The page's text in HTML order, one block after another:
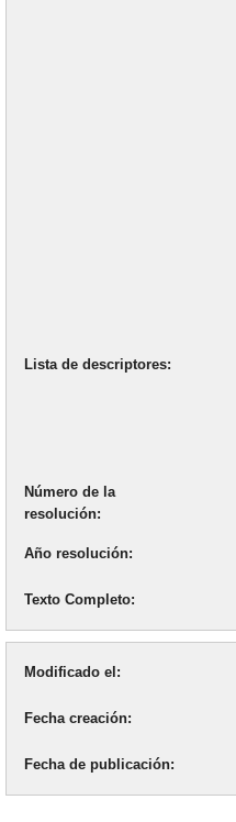
Lista de descriptores
Número de la
resolución
Año resolución
Texto Completo
Modificado el
Fecha creación
Fecha de publicación